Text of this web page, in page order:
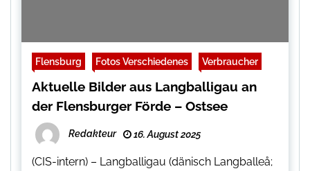
Flensburg Fotos Verschiedenes Verbraucher
Aktuelle Bilder aus Langballigau an
der Flensburger Förde – Ostsee
Redakteur 16. August 2025
(CIS-intern) – Langballigau (dänisch Langballeå;